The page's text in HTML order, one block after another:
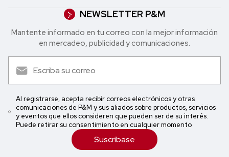
NEWSLETTER P&M
Mantente informado en tu correo con la mejor in formación
en mercadeo, publicidad y comunicaciones.
Al registrarse, acepta recibir correos electrónicos y otras
comunicaciones de P&M y sus aliados sobre productos, servicios
y eventos que ellos consideren que pueden ser de su interés.
Puede retirar su consentimiento en cualquier momento
Suscríbase